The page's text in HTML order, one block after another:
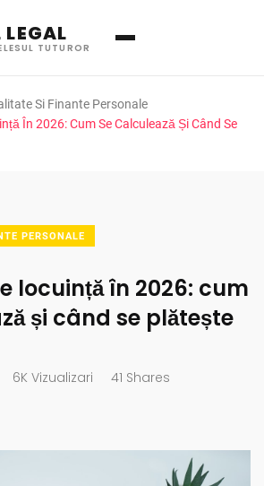
TUTUROR
Si Finante Personale
În 2026: Cum Se Calculează Și Când Se
PERSONALE
locuință în 2026: cum
și când se plătește
6K Vizualizari 41 Shares